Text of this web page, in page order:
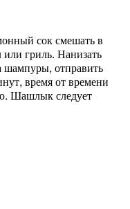
сок смешать в
гриль. Нанизать
шампуры, отправить
время от времени
Шашлык следует